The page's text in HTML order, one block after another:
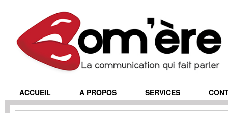
ACCUEIL A PROPOS SERVICES